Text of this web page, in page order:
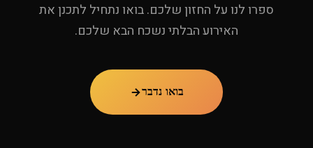
ספרו לנו על החזון שלכם. בואו נתחיל לתכנן את
האירוע הבלתי נשכח הבא שלכם.
בואו נדבר